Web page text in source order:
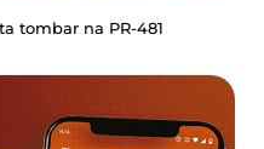
tombar na PR-481